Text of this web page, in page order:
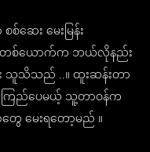
ဆေး မေးမြန်း
တစ်ယောက်က ဘယ်လိုနည်း
သူသိသည် ..။ ထူးဆန်းတာ
ြည်ပေမယ့် သူ့တာဝန်က
ေ မေးရတော့မည် ။